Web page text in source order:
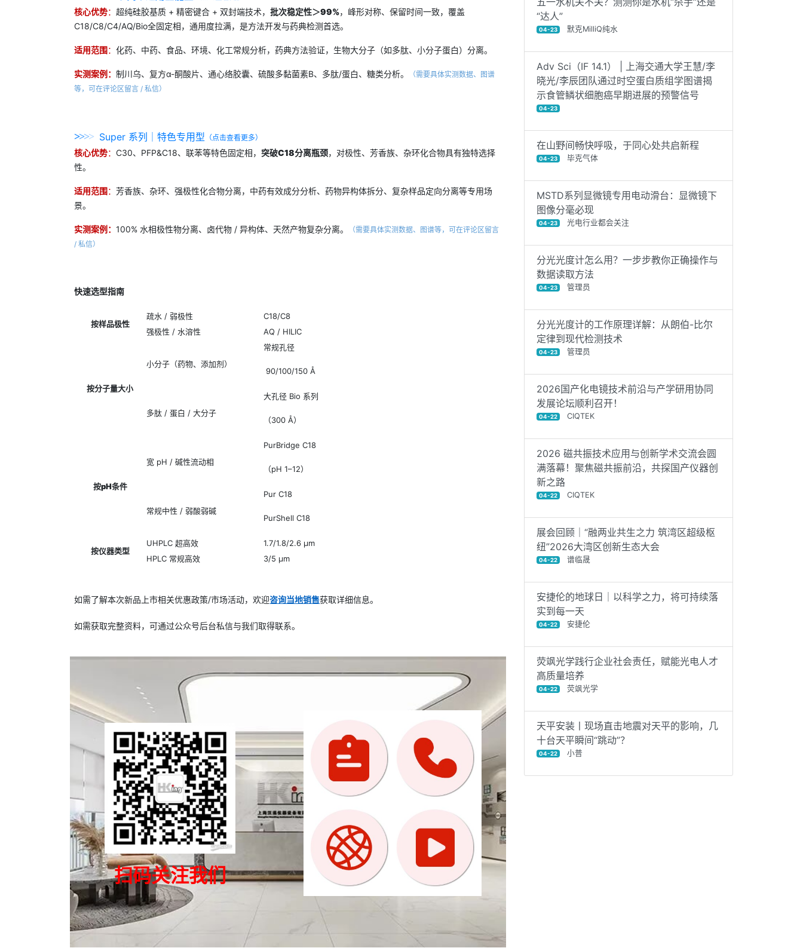
核心优势：超纯硅胶基质 + 精密键合 + 双封端技术，批次稳定性＞99%，峰形对称、保留时间一致，覆盖
C18/C8/C4/AQ/Bio全固定相，通用度拉满，是方法开发与药典检测首选。
适用范围：化药、中药、食品、环境、化工常规分析，药典方法验证，生物大分子（如多肽、小分子蛋白）分离。
实测案例 ：制川乌、复方α-酮酸片、通心络胶囊、硫酸多黏菌素B、多肽/蛋白、糖类分析。
（需要具体实测数据、图谱
等，可在评论区留言 / 私信）
>>>> Super 系列｜特色专用型 （点击查看更多）
核心优势：C30、PFP&C18、联苯等特色固定相，突破C18分离瓶颈，对极性、芳香族、杂环化合物具有独特选择
性。
适用范围：芳香族、杂环、强极性化合物分离，中药有效成分分析、药物异构体拆分、复杂样品定向分离等专用场
景。
实测案例 ：100% 水相极性物分离、卤代物 / 异构体、天然产物复杂分离。
（需要具体实测数据、图谱等，可在评论区留言
/ 私信）
快速选型指南
按样品极性
疏水 / 弱极性
C18/C8
强极性 / 水溶性
AQ / HILIC
按分子量大小
小分子（药物、添加剂）
常规孔径
90/100/150 Å
多肽 / 蛋白 / 大分子
大孔径 Bio 系列
（300 Å）
按pH条件
宽 pH / 碱性流动相
PurBridge C18
（pH 1–12）
常规中性 / 弱酸弱碱
Pur C18
PurShell C18
按仪器类型
UHPLC 超高效
1.7/1.8/2.6 μm
HPLC 常规高效
3/5 μm
如需了解本次新品上市相关优惠政策/市场活动，欢迎咨询当地销售获取详细信息。
如需获取完整资料，可通过公众号后台私信与我们取得联系。
扫码关注我们
“达人”
04-23 默克MilliQ纯水
Adv Sci（IF 14.1） | 上海交通大学王慧/李
晓光/李辰团队通过时空蛋白质组学图谱揭
示食管鳞状细胞癌早期进展的预警信号
04-23
在山野间畅快呼吸，于同心处共启新程
04-23 毕克气体
MSTD系列显微镜专用电动滑台：显微镜下
图像分毫必现
04-23 光电行业都会关注
分光光度计怎么用？一步步教你正确操作与
数据读取方法
04-23 管理员
分光光度计的工作原理详解：从朗伯-比尔
定律到现代检测技术
04-23 管理员
2026国产化电镜技术前沿与产学研用协同
发展论坛顺利召开！
04-22 CIQTEK
2026 磁共振技术应用与创新学术交流会圆
满落幕！聚焦磁共振前沿，共探国产仪器创
新之路
04-22 CIQTEK
展会回顾｜“融两业共生之力 筑湾区超级枢
纽”2026大湾区创新生态大会
04-22 谱临晟
安捷伦的地球日｜以科学之力，将可持续落
实到每一天
04-22 安捷伦
荧飒光学践行企业社会责任，赋能光电人才
高质量培养
04-22 荧飒光学
天平安装丨现场直击地震对天平的影响，几
十台天平瞬间“跳动”？
04-22 小普